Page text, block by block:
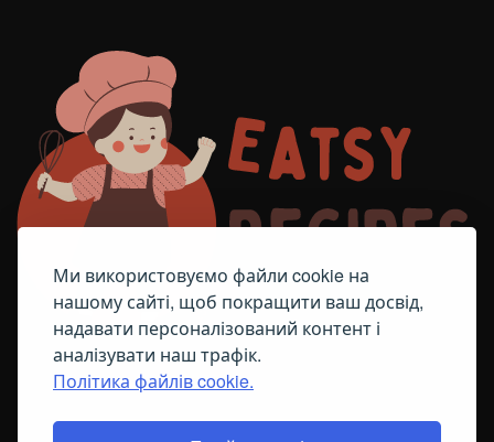
Ми використовуємо файли cookie на
нашому сайті, щоб покращити ваш досвід,
надавати персоналізований контент і
аналізувати наш трафік.
Політика файлів cookie.